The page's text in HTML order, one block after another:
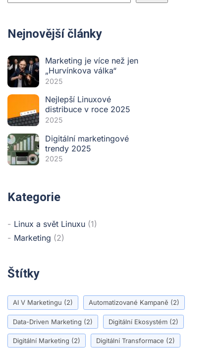
Nejnovější články
Marketing je více než jen
„Hurvínkova válka“
2025
Nejlepší Linuxové
distribuce v roce 2025
2025
Digitální marketingové
trendy 2025
2025
Kategorie
Linux a svět Linuxu (1)
Marketing (2)
Štítky
AI V Marketingu (2) Automatizované Kampaně (2)
Data-Driven Marketing (2) Digitální Ekosystém (2)
Digitální Marketing (2) Digitální Transformace (2)